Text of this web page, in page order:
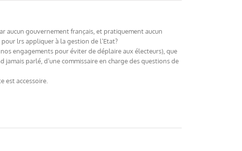
aucun gouvernement français, et pratiquement aucun
lrs appliquer à la gestion de l’Etat?
nos engagements pour éviter de déplaire aux électeurs), que
parlé, d’une commissaire en charge des questions de
est accessoire.